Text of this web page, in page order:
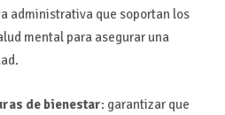
administrativa que soportan los
mental para asegurar una
de bienestar: garantizar que